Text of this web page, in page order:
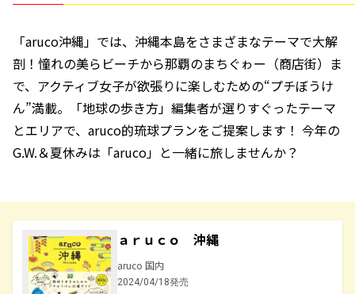
「aruco沖縄」では、沖縄本島をさまざまなテーマで大解
剖！憧れの美らビーチから那覇のまちぐゎー（商店街）ま
で、アクティブ女子が欲張りに楽しむための“プチぼうけ
ん”満載。「地球の歩き方」編集者が選りすぐったテーマ
とエリアで、aruco的琉球プランをご提案します！ 今年の
G.W.＆夏休みは「aruco」と一緒に旅しませんか？
ａｒｕｃｏ 沖縄
aruco 国内
2024/04/18発売